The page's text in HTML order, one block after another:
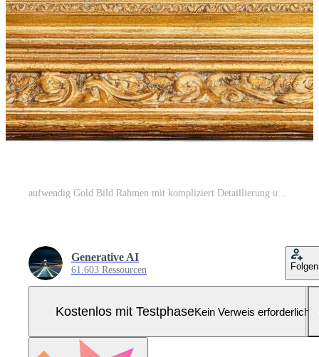
aufwendig Gold Bild Rahmen mit kompliziert Detaillierung und leeren Weiß Raum, perfekt zum Kunst Präsentation Pro Foto
Generative AI
61.603 Ressourcen Folgen
Kostenlos mit TestphaseKein Verweis erforderlich